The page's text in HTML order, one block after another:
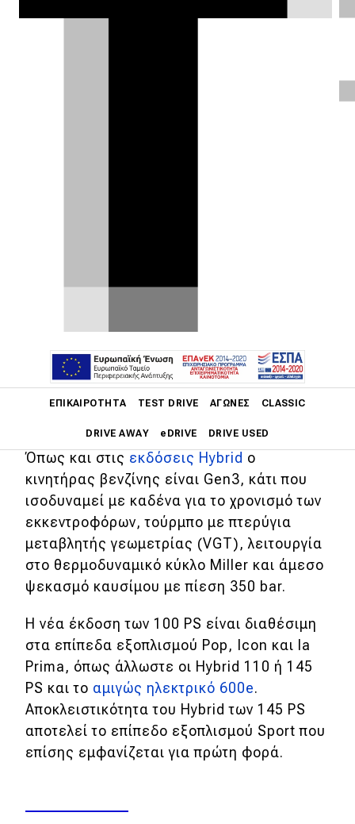
ΕΠΙΚΑΙΡΌΤΗΤΑ TEST DRIVE ΑΓΏΝΕΣ CLASSIC
DRIVE AWAY eDRIVE DRIVE USED
Main navigation
Επικαιρότητα
Νέα μοντέλα
Πρωτότυπα
Ελλάδα
Κόσμος
Τεχνολογία
Ασφάλεια
Αγορά
Απόψεις
Η εισαγωγική τιμή της είναι €20.990
κάτι που καθιστά το FIAT 600 με το
Όπως και στις εκδόσεις Hybrid ο
κινητήρας βενζίνης είναι Gen3, κάτι που
ισοδυναμεί με καδένα για το χρονισμό των
εκκεντροφόρων, τούρμπο με πτερύγια
μεταβλητής γεωμετρίας (VGT), λειτουργία
στο θερμοδυναμικό κύκλο Miller και άμεσο
ψεκασμό καυσίμου με πίεση 350 bar.
Η νέα έκδοση των 100 PS είναι διαθέσιμη
στα επίπεδα εξοπλισμού Pop, Icon και la
Prima, όπως άλλωστε οι Hybrid 110 ή 145
PS και το αμιγώς ηλεκτρικό 600e.
Αποκλειστικότητα του Hybrid των 145 PS
αποτελεί το επίπεδο εξοπλισμού Sport που
επίσης εμφανίζεται για πρώτη φορά.